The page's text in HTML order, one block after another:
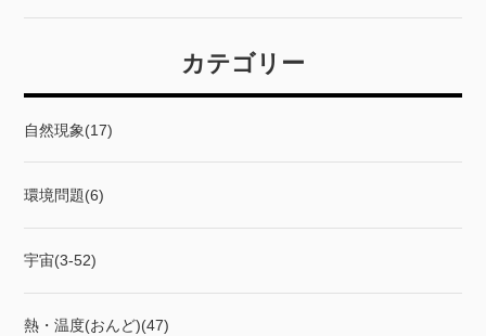
カテゴリー
自然現象(17)
環境問題(6)
宇宙(3-52)
熱・温度(おんど)(47)